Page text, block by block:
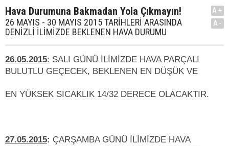
Hava Durumuna Bakmadan Yola Çıkmayın!
26 MAYIS - 30 MAYIS 2015 TARİHLERİ ARASINDA
DENİZLİ İLİMİZDE BEKLENEN HAVA DURUMU
A+
A-
26.05.2015: SALI GÜNÜ İLİMİZDE HAVA PARÇALI
BULUTLU GEÇECEK, BEKLENEN EN DÜŞÜK VE
EN YÜKSEK SICAKLIK 14/32 DERECE OLACAKTIR.
27.05.2015: ÇARŞAMBA GÜNÜ İLİMİZDE HAVA